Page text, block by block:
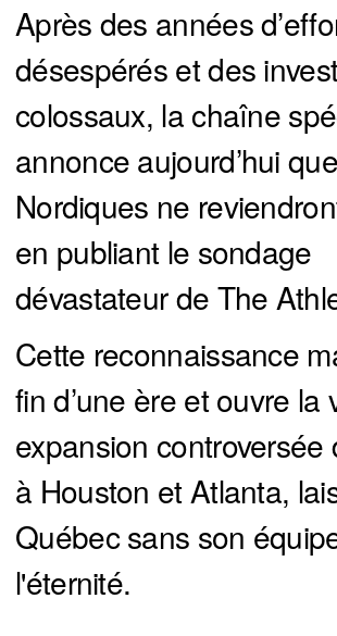
Après des années
désespérés et des
colossaux, la chaîne
annonce aujourd’hui
Nordiques ne
en publiant le sondage
dévastateur de The
Cette reconnaissance
fin d’une ère et ouvre la
expansion controversée
à Houston et Atlanta,
Québec sans son
l'éternité.